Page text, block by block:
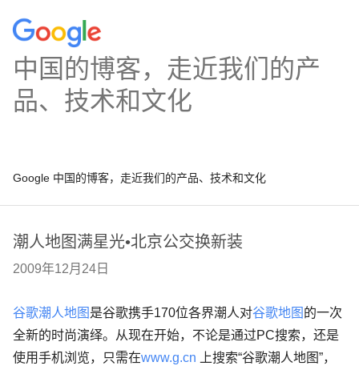
中国的博客，走近我们的产
品、技术和文化
Google 中国的博客，走近我们的产品、技术和文化
潮人地图满星光•北京公交换新装
2009年12月24日
谷歌潮人地图 是谷歌携手170位各界潮人对谷歌地图 的一次
全新的时尚演绎。从现在开始，不论是通过PC搜索，还是
使用手机浏览，只需在www.g.cn
上搜索“谷歌潮人地图”，